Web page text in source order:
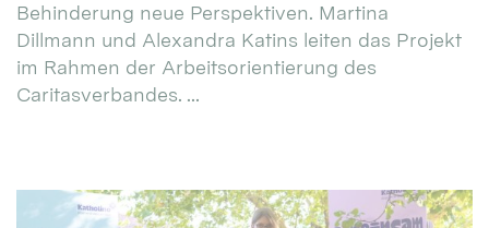
Behinderung neue Perspektiven. Martina
Dillmann und Alexandra Katins leiten das Projekt
im Rahmen der Arbeitsorientierung des
Caritasverbandes. ...